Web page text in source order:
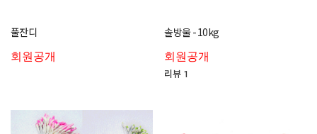
풀잔디
회원공개
솔방울 - 10kg
회원공개
리뷰 1